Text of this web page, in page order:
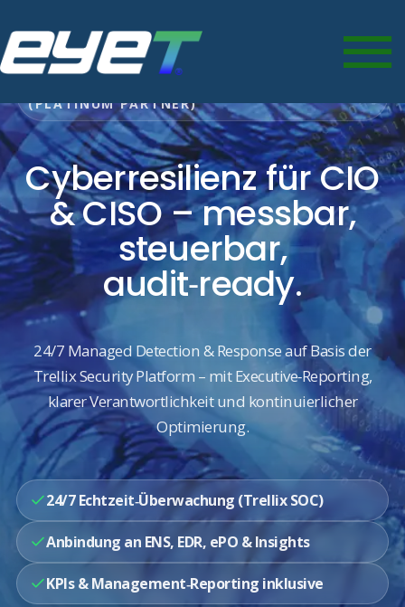
(PLATINUM PARTNER)
Cyberresilienz für CIO
& CISO – messbar,
steuerbar,
audit‑ready.
24/7 Managed Detection & Response auf Basis der
Trellix Security Platform – mit Executive‑Reporting,
klarer Verantwortlichkeit und kontinuierlicher
Optimierung.
24/7 Echtzeit‑Überwachung (Trellix SOC)
Anbindung an ENS, EDR, ePO & Insights
KPIs & Management‑Reporting inklusive